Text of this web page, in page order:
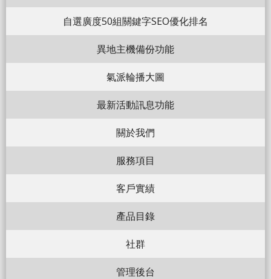
自選廣度50組關鍵字SEO優化排名
異地主機備份功能
氣派輪播大圖
最新活動訊息功能
關於我們
服務項目
客戶實績
產品目錄
社群
管理後台